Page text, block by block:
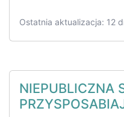
Ostatnia aktualizacja: 12
NIEPUBLICZNA